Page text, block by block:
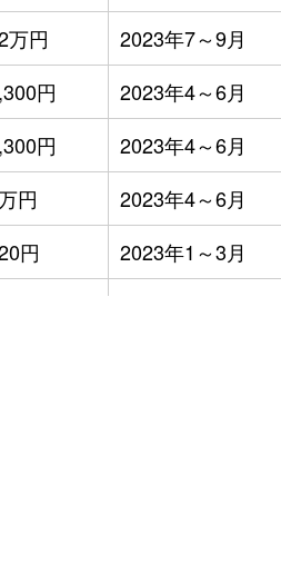
万円
2023年7～9月
円
2023年4～6月
円
2023年4～6月
円
2023年4～6月
円
2023年1～3月
円